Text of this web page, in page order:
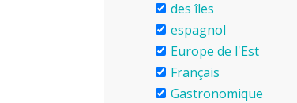
des îles
espagnol
Europe de l'Est
Français
Gastronomique